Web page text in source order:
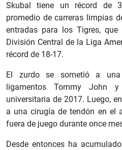
Skubal tiene un récord de
promedio de carreras limpias
entradas para los Tigres,
División Central de la Liga
récord de 18-17.
El zurdo se sometió a
ligamentos Tommy John
universitaria de 2017. Luego,
a una cirugía de tendón en el
fuera de juego durante once
Desde entonces ha